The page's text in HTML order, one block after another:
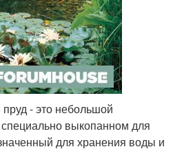
- это небольшой
выкопанном для
для хранения воды и